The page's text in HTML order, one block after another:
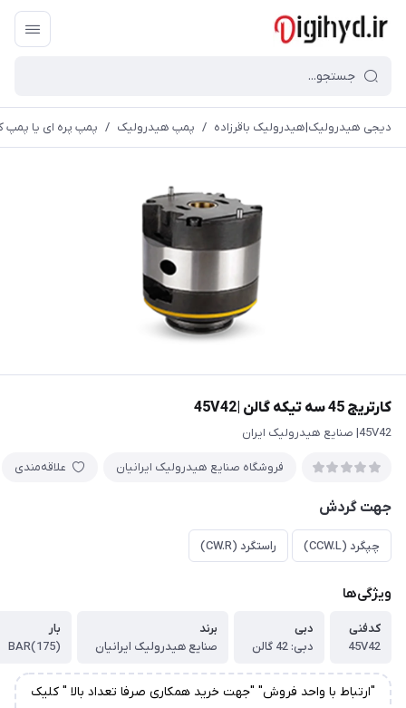
دیجی هیدرولیک|هیدرولیک باقرزاده / پمپ هیدرولیک / پمپ پره ای یا پمپ
کارتریج 45 سه تیکه گالن |45V42
45V42| صنایع هیدرولیک ایران
فروشگاه صنایع هیدرولیک ایرانیان علاقه‌مندی
جهت گردش
چپگرد (CCW.L) راستگرد (CW.R)
ویژگی‌ها
کدفنی
45V42
دبی
دبی: 42 گالن
برند
صنایع هیدرولیک ایرانیان
بار
(175)BAR
"ارتباط با واحد فروش" "جهت خرید همکاری صرفا تعداد بالا " کلیک